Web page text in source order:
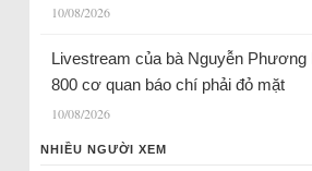
10/08/2026
Livestream của bà Nguyễn Phương
800 cơ quan báo chí phải đỏ mặt
10/08/2026
NHIỀU NGƯỜI XEM